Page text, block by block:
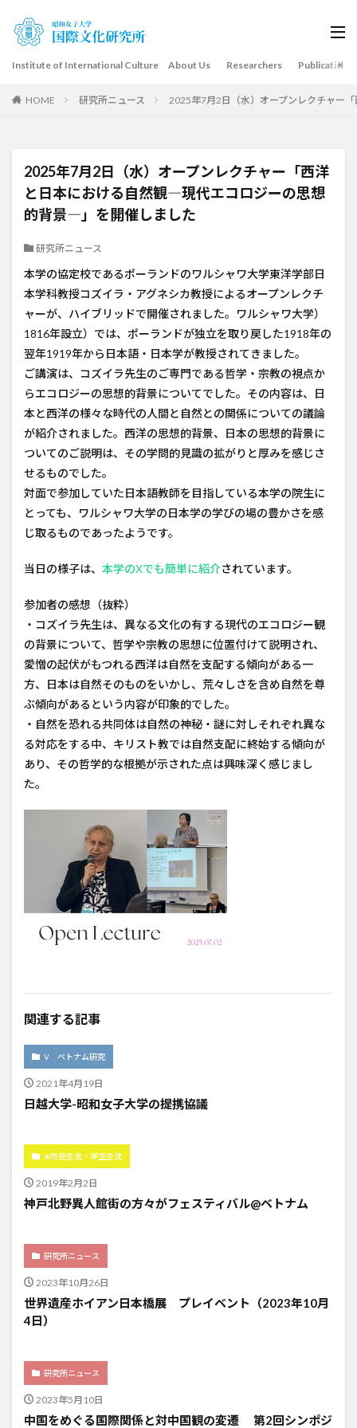
Institute of International Culture About Us Researchers Publications
HOME 研究所ニュース 2025年7月2日（水）オープンレクチャー
2025年7月2日（水）オープンレクチャー「西洋
と日本における自然観―現代エコロジーの思想
的背景―」を開催しました
研究所ニュース
本学の協定校であるポーランドのワルシャワ大学東洋学部日
本学科教授コズイラ・アグネシカ教授によるオープンレクチ
ャーが、ハイブリッドで開催されました。ワルシャワ大学）
1816年設立）では、ポーランドが独立を取り戻した1918年の
翌年1919年から日本語・日本学が教授されてきました。
ご講演は、コズイラ先生のご専門である哲学・宗教の視点か
らエコロジーの思想的背景についてでした。その内容は、日
本と西洋の様々な時代の人間と自然との関係についての議論
が紹介されました。西洋の思想的背景、日本の思想的背景に
ついてのご説明は、その学問的見識の拡がりと厚みを感じさ
せるものでした。
対面で参加していた日本語教師を目指している本学の院生に
とっても、ワルシャワ大学の日本学の学びの場の豊かさを感
じ取るものであったようです。
当日の様子は、 本学のXでも簡単に紹介されています。
参加者の感想（抜粋）
・コズイラ先生は、異なる文化の有する現代のエコロジー観
の背景について、哲学や宗教の思想に位置付けて説明され、
愛憎の起伏がもつれる西洋は自然を支配する傾向がある一
方、日本は自然そのものをいかし、荒々しさを含め自然を尊
ぶ傾向があるという内容が印象的でした。
・自然を恐れる共同体は自然の神秘・謎に対しそれぞれ異な
る対応をする中、キリスト教では自然支配に終始する傾向が
あり、その哲学的な根拠が示された点は興味深く感じまし
た。
関連する記事
V ベトナム研究
2021年4月19日
日越大学-昭和女子大学の提携協議
ж市民交流・学生交流
2019年2月2日
神戸北野異人館街の方々がフェスティバル@ベトナム
研究所ニュース
2023年10月26日
世界遺産ホイアン日本橋展 プレイベント（2023年10月
4日）
研究所ニュース
2023年5月10日
中国をめぐる国際関係と対中国観の変遷 第2回シンポジ